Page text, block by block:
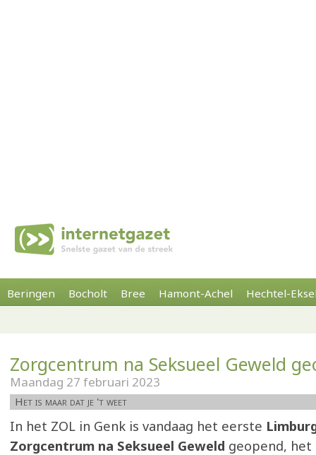
Beringen Bocholt Bree Hamont-Achel Hechtel-
Zorgcentrum na Seksueel Geweld
Maandag 27 februari 2023
Het is maar dat je 't weet
In het ZOL in Genk is vandaag het eerste
Zorgcentrum na Seksueel Geweld geopend,